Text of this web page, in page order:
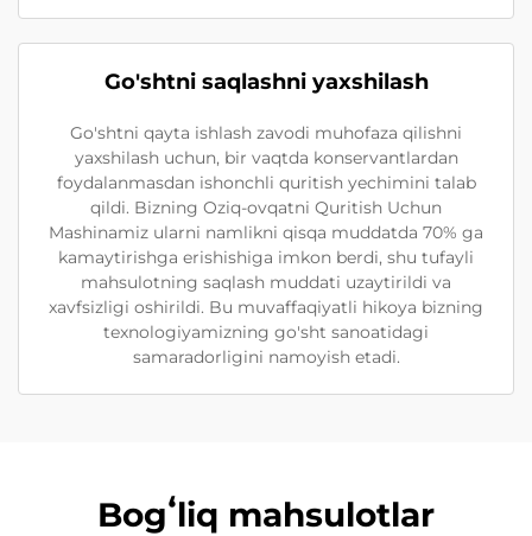
Go'shtni saqlashni yaxshilash
Go'shtni qayta ishlash zavodi muhofaza qilishni
yaxshilash uchun, bir vaqtda konservantlardan
foydalanmasdan ishonchli quritish yechimini talab
qildi. Bizning Oziq-ovqatni Quritish Uchun
Mashinamiz ularni namlikni qisqa muddatda 70% ga
kamaytirishga erishishiga imkon berdi, shu tufayli
mahsulotning saqlash muddati uzaytirildi va
xavfsizligi oshirildi. Bu muvaffaqiyatli hikoya bizning
texnologiyamizning go'sht sanoatidagi
samaradorligini namoyish etadi.
Bogʻliq mahsulotlar